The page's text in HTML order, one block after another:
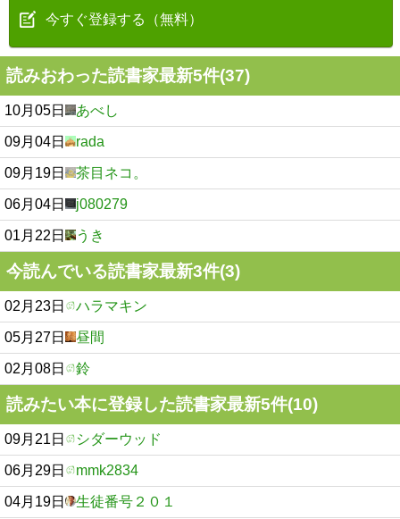
今すぐ登録する（無料）
読みおわった読書家最新5件(37)
10月05日 あべし
09月04日 rada
09月19日 茶目ネコ。
06月04日 j080279
01月22日 うき
今読んでいる読書家最新3件(3)
02月23日 ハラマキン
05月27日 昼間
02月08日 鈴
読みたい本に登録した読書家最新5件(10)
09月21日 シダーウッド
06月29日 mmk2834
04月19日 生徒番号２０１